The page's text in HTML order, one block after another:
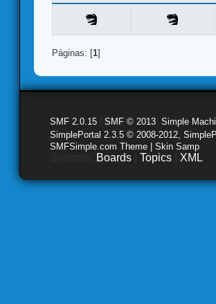
Páginas: [1]
SMF 2.0.15 SMF © 2013 Simple
SimplePortal 2.3.5 © 2008-2012,
SMFSimple.com Theme | Skin Samp
Boards Topics XML